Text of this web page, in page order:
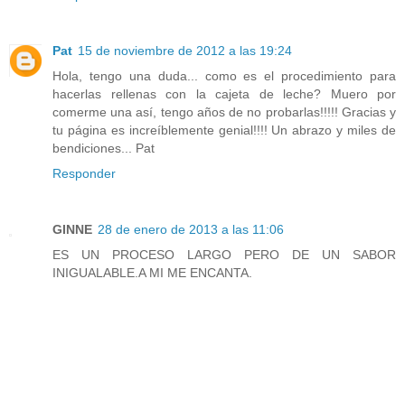
Pat 15 de noviembre de 2012 a las 19:24
Hola, tengo una duda... como es el procedimiento para
hacerlas rellenas con la cajeta de leche? Muero por
comerme una así, tengo años de no probarlas!!!!! Gracias y
tu página es increíblemente genial!!!! Un abrazo y miles de
bendiciones... Pat
Responder
GINNE 28 de enero de 2013 a las 11:06
ES UN PROCESO LARGO PERO DE UN SABOR
INIGUALABLE.A MI ME ENCANTA.